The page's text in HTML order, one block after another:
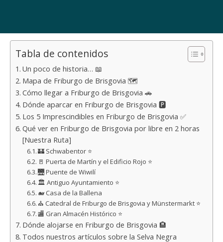
Tabla de contenidos
Un poco de historia… 📖
Mapa de Friburgo de Brisgovia 🗺️
Cómo llegar a Friburgo de Brisgovia 🚗
Dónde aparcar en Friburgo de Brisgovia 🅿️
Los 5 Imprescindibles en Friburgo de Brisgovia ✅
Qué ver en Friburgo de Brisgovia por libre en 2 horas
[Nuestra Ruta]
🏰 Schwabentor ⭐
🚪 Puerta de Martín y el Edificio Rojo ⭐
🌉 Puente de Wiwilí
🏛 Antiguo Ayuntamiento ⭐
🐋 Casa de la Ballena
⛪ Catedral de Friburgo de Brisgovia y Münstermarkt ⭐
🏬 Gran Almacén Histórico ⭐
Dónde alojarse en Friburgo de Brisgovia 🏨
Todos nuestros artículos sobre la Selva Negra